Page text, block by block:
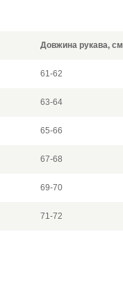
Довжина рукава, см
61-62
63-64
65-66
67-68
69-70
71-72